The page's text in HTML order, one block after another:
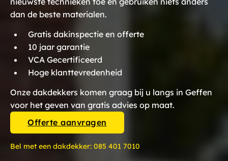
dan de beste materialen.
Gratis dakinspectie en offerte
10 jaar garantie
VCA Gecertificeerd
Hoge klanttevredenheid
Onze dakdekkers komen graag bij u langs in Geffen
voor het geven van gratis advies op maat.
Offerte aanvragen
Bel met een dakdekker: 085 401 7010